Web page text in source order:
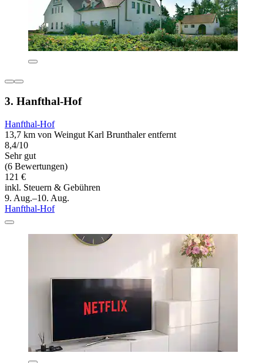
3. Hanfthal-Hof
Hanfthal-Hof
13,7 km von Weingut Karl Brunthaler entfernt
8,4/10
Sehr gut
(6 Bewertungen)
121 €
inkl. Steuern & Gebühren
9. Aug.–10. Aug.
Hanfthal-Hof